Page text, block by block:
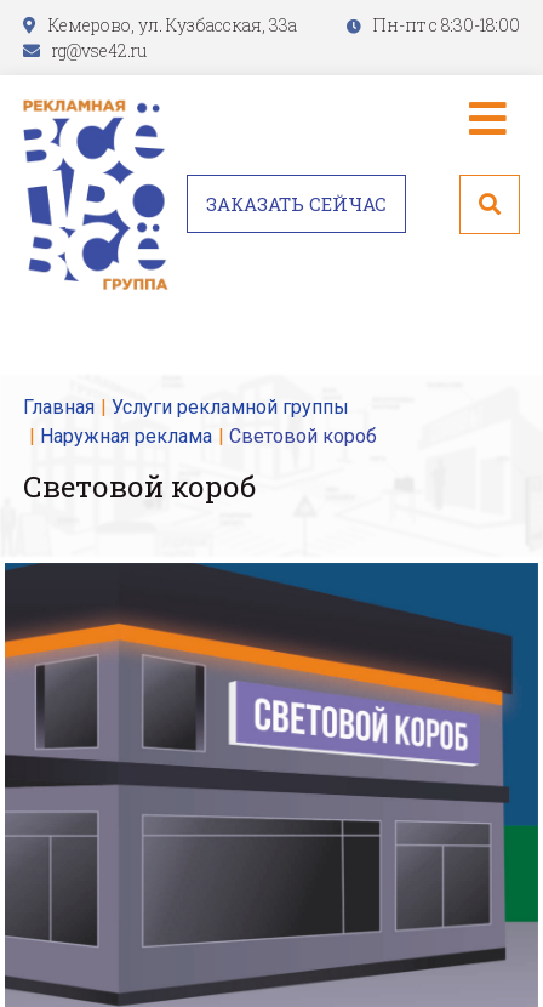
Кемерово, ул. Кузбасская, 33а
Пн-пт с 8:30-18:00
rg@vse42.ru
ЗАКАЗАТЬ СЕЙЧАС
Главная
Услуги рекламной группы
Наружная реклама
Световой короб
Световой короб